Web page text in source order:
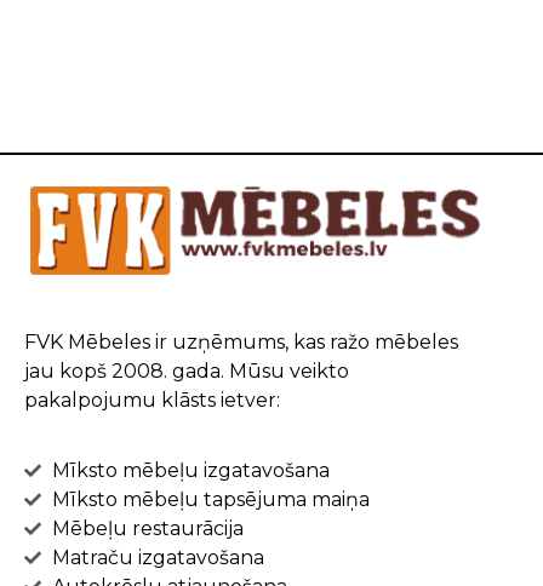
FVK Mēbeles ir uzņēmums, kas ražo mēbeles
jau kopš 2008. gada. Mūsu veikto
pakalpojumu klāsts ietver:
Mīksto mēbeļu izgatavošana
Mīksto mēbeļu tapsējuma maiņa
Mēbeļu restaurācija
Matraču izgatavošana